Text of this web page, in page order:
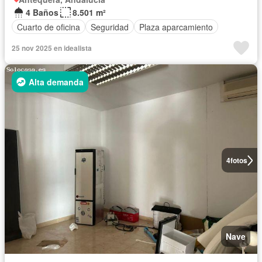
4 Baños
8.501 m²
Cuarto de oficina
Seguridad Plaza aparcamiento
25 nov 2025 en idealista
4fotos
Alta demanda
Nave